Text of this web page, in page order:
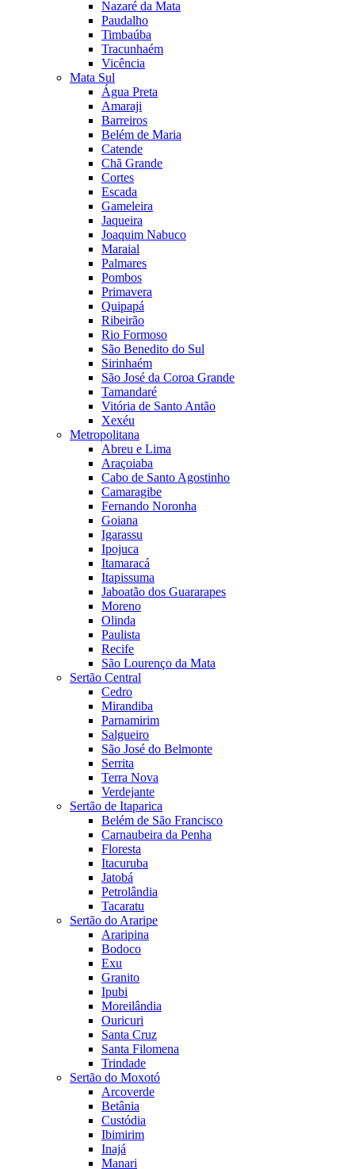
Nazaré da Mata
Paudalho
Timbaúba
Tracunhaém
Vicência
Mata Sul
Água Preta
Amaraji
Barreiros
Belém de Maria
Catende
Chã Grande
Cortes
Escada
Gameleira
Jaqueira
Joaquim Nabuco
Maraial
Palmares
Pombos
Primavera
Quipapá
Ribeirão
Rio Formoso
São Benedito do Sul
Sirinhaém
São José da Coroa Grande
Tamandaré
Vitória de Santo Antão
Xexéu
Metropolitana
Abreu e Lima
Araçoiaba
Cabo de Santo Agostinho
Camaragibe
Fernando Noronha
Goiana
Igarassu
Ipojuca
Itamaracá
Itapissuma
Jaboatão dos Guararapes
Moreno
Olinda
Paulista
Recife
São Lourenço da Mata
Sertão Central
Cedro
Mirandiba
Parnamirim
Salgueiro
São José do Belmonte
Serrita
Terra Nova
Verdejante
Sertão de Itaparica
Belém de São Francisco
Carnaubeira da Penha
Floresta
Itacuruba
Jatobá
Petrolândia
Tacaratu
Sertão do Araripe
Araripina
Bodoco
Exu
Granito
Ipubi
Moreilândia
Ouricuri
Santa Cruz
Santa Filomena
Trindade
Sertão do Moxotó
Arcoverde
Betânia
Custódia
Ibimirim
Inajá
Manari